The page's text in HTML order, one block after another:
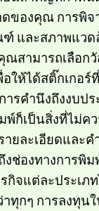
ของคุณ การพิจ
และสภาพแวด
ณสามารถเลือก
อให้ได้สติ๊กเกอ
รคำนึงถึงงบป
ก็เป็นสิ่งที่ไม่ค
ายละเอียดและ
งช่องทางการพิ
กิจแต่ละประเภ
ทุกๆ การลงทุนใ